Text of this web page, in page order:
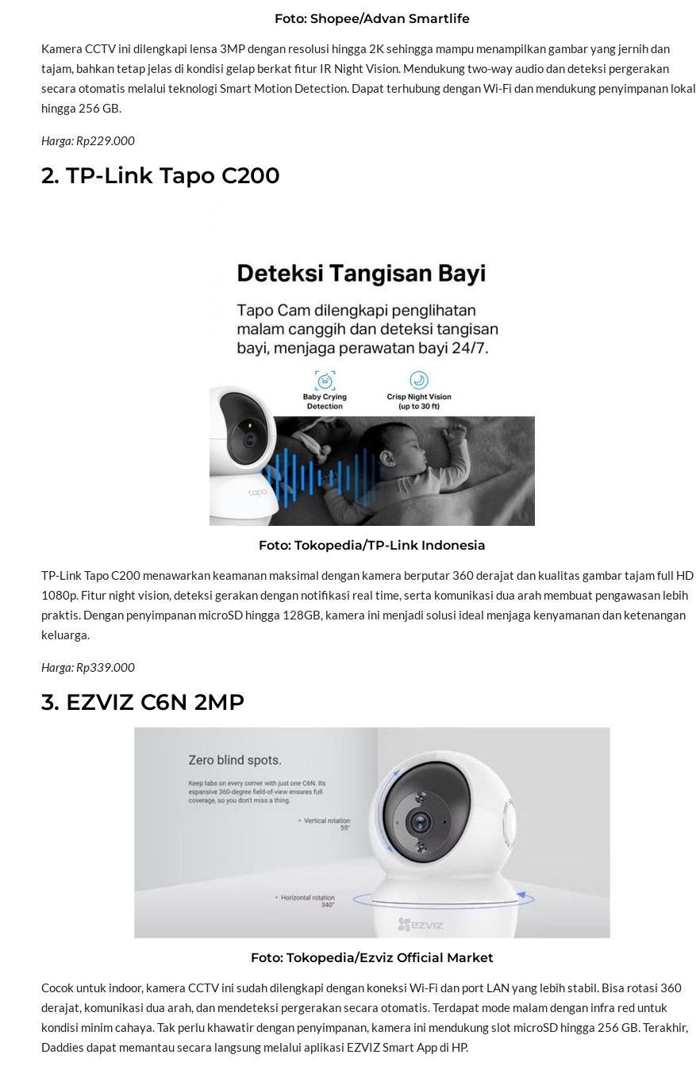
Foto: Shopee/Advan Smartlife
Kamera CCTV ini dilengkapi lensa 3MP dengan resolusi hingga 2K sehingga mampu menampilkan gambar yang jernih dan
tajam, bahkan tetap jelas di kondisi gelap berkat fitur IR Night Vision. Mendukung two-way audio dan deteksi pergerakan
secara otomatis melalui teknologi Smart Motion Detection. Dapat terhubung dengan Wi-Fi dan mendukung penyimpanan lokal
hingga 256 GB.
Harga: Rp229.000
2. TP-Link Tapo C200
Foto: Tokopedia/TP-Link Indonesia
TP-Link Tapo C200 menawarkan keamanan maksimal dengan kamera berputar 360 derajat dan kualitas gambar tajam full HD
1080p. Fitur night vision, deteksi gerakan dengan notifikasi real time, serta komunikasi dua arah membuat pengawasan lebih
praktis. Dengan penyimpanan microSD hingga 128GB, kamera ini menjadi solusi ideal menjaga kenyamanan dan ketenangan
keluarga.
Harga: Rp339.000
3. EZVIZ C6N 2MP
Foto: Tokopedia/Ezviz Official Market
Cocok untuk indoor, kamera CCTV ini sudah dilengkapi dengan koneksi Wi-Fi dan port LAN yang lebih stabil. Bisa rotasi 360
derajat, komunikasi dua arah, dan mendeteksi pergerakan secara otomatis. Terdapat mode malam dengan infra red untuk
kondisi minim cahaya. Tak perlu khawatir dengan penyimpanan, kamera ini mendukung slot microSD hingga 256 GB. Terakhir,
Daddies dapat memantau secara langsung melalui aplikasi EZVIZ Smart App di HP.